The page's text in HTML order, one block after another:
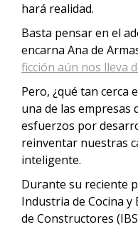
hará realidad.
Basta pensar en el
encarna Ana de
ficción aún nos lleva
Pero, ¿qué tan cerca
una de las
esfuerzos por
reinventar nuestras
inteligente.
Durante su reciente
Industria de Cocina y
de Constructores